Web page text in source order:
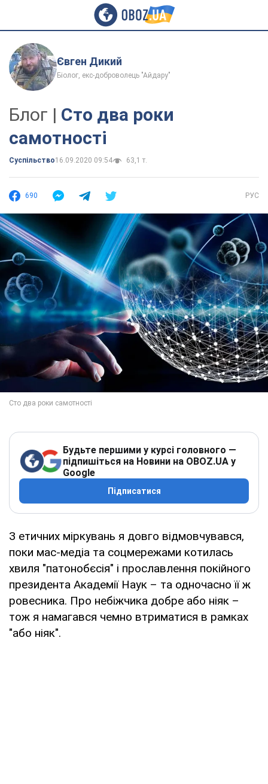
Євген Дикий
Біолог, екс-доброволець "Айдару"
Блог | Сто два роки
самотності
Суспільство16.09.2020 09:54 63,1 т.
690 РУС
Будьте першими у курсі головного —
підпишіться на Новини на OBOZ.UA у
Google
Підписатися
З етичних міркувань я довго відмовчувався,
поки мас-медіа та соцмережами котилась
хвиля "патонобєсія" і прославлення покійного
президента Академії Наук – та одночасно її ж
ровесника. Про небіжчика добре або ніяк –
тож я намагався чемно втриматися в рамках
"або ніяк".